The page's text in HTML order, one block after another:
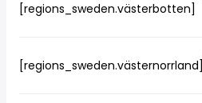
[regions_sweden.västerbotten]
[regions_sweden.västernorrland]